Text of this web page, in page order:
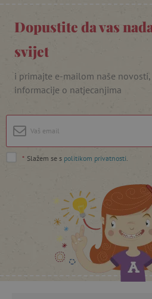
Dopustite da vas
svijet
i primajte e-mailom naše
informacije o natjecanjima
* Slažem se s politikom privatnosti
featureFlagIdentifier
Googleovu politiku